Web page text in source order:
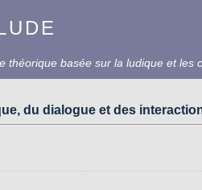
théorique basée sur la ludique et les
du dialogue et des